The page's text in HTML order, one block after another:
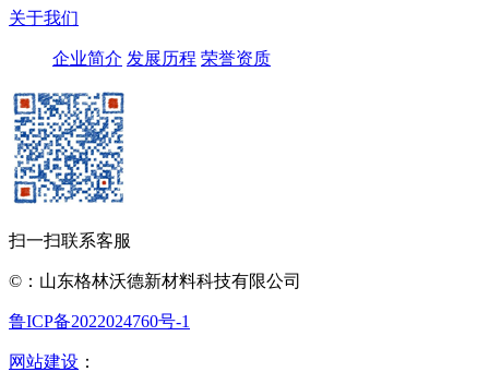
关于我们
企业简介 发展历程 荣誉资质
扫一扫联系客服
©：山东格林沃德新材料科技有限公司
鲁ICP备2022024760号-1
网站建设 ：